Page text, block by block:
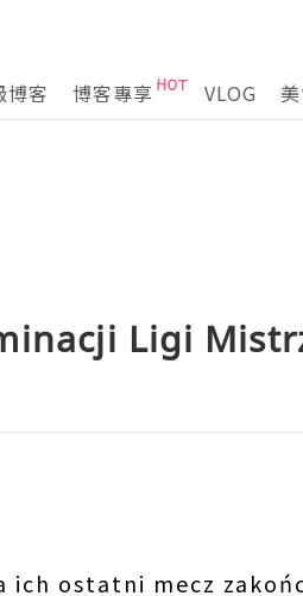
博客 博客專享 VLOG
Ligi
ich ostatni mecz